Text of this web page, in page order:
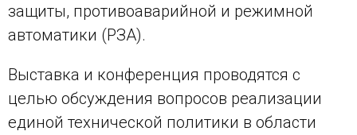
защиты, противоаварийной и режимной
автоматики (РЗА).
Выставка и конференция проводятся с
целью обсуждения вопросов реализации
единой технической политики в области